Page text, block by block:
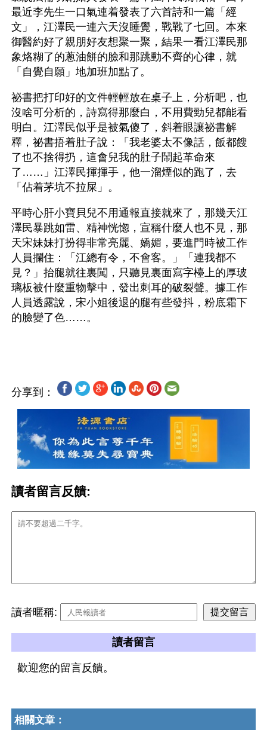
最近李先生一口氣連着發表了六首詩和一篇「經
文」，江澤民一連六天沒睡覺，戰戰了七回。本來
御醫約好了親朋好友想聚一聚，結果一看江澤民那
象烙糊了的蔥油餅的臉和那跳動不齊的心律，就
「自覺自願」地加班加點了。
祕書把打印好的文件輕輕放在桌子上，分析吧，也
沒啥可分析的，詩寫得那麼白，不用費勁兒都能看
明白。江澤民似乎是被氣傻了，斜着眼讓祕書解
釋，祕書捂着肚子說：「我老婆太不像話，飯都餿
了也不捨得扔，這會兒我的肚子鬧起革命來
了……」江澤民揮揮手，他一溜煙似的跑了，去
「佔着茅坑不拉屎」。
平時心肝小寶貝兒不用通報直接就來了，那幾天江
澤民暴跳如雷、精神恍惚，宣稱什麼人也不見，那
天宋妹妹打扮得非常亮麗、嬌媚，要進門時被工作
人員攔住：「江總有令，不會客。」「連我都不
見？」抬腿就往裏闖，只聽見裏面寫字檯上的厚玻
璃板被什麼重物擊中，發出刺耳的破裂聲。據工作
人員透露說，宋小姐後退的腿有些發抖，粉底霜下
的臉變了色……。
分享到：
讀者留言反饋:
讀者暱稱:
讀者留言
歡迎您的留言反饋。
相關文章：